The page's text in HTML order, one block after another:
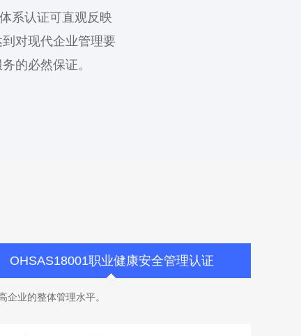
系认证可直观反映
对现代企业管理要
的必然保证。
OHSAS18001职业健康安全管理认证
业的整体管理水平。